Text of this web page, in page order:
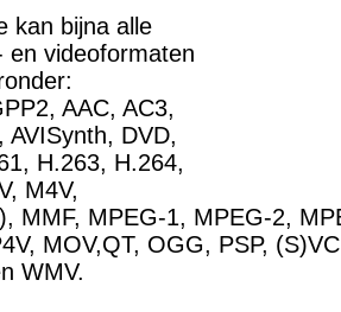
kan bijna alle
en videoformaten
AAC, AC3,
AVISynth, DVD,
H.263, H.264,
M4V,
MMF, MPEG-1, MPEG-2,
MOV,QT, OGG, PSP,
WMV.